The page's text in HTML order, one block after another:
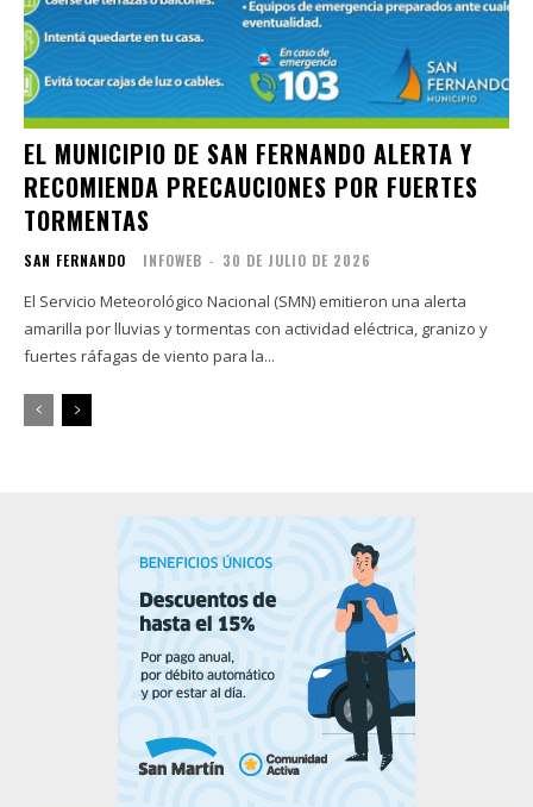
EL MUNICIPIO DE SAN FERNANDO ALERTA Y
RECOMIENDA PRECAUCIONES POR FUERTES
TORMENTAS
SAN FERNANDO INFOWEB - 30 DE JULIO DE 2026
El Servicio Meteorológico Nacional (SMN) emitieron una alerta
amarilla por lluvias y tormentas con actividad eléctrica, granizo y
fuertes ráfagas de viento para la...